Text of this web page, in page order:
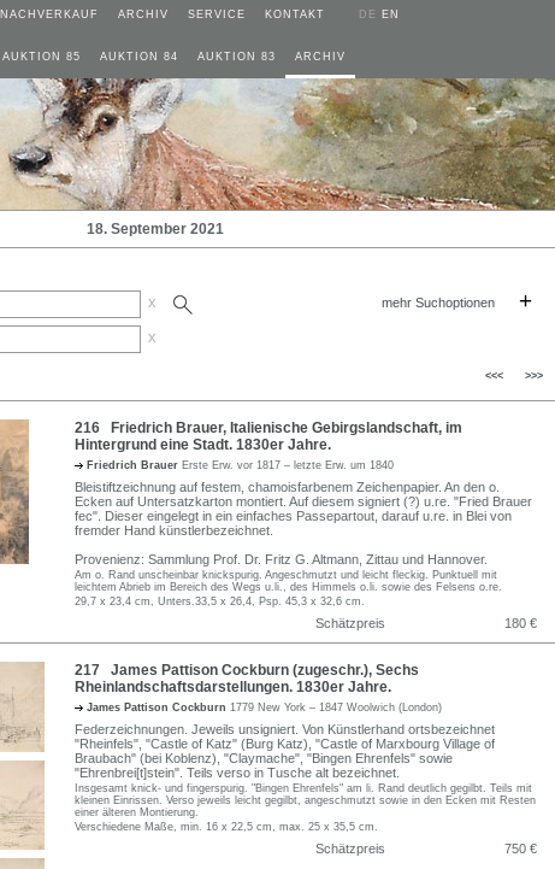
NACHVERKAUF ARCHIV SERVICE KONTAKT DE EN
AUKTION 85 AUKTION 84 AUKTION 83 ARCHIV
18. September 2021
x mehr Suchoptionen +
x
<<< >>>
216 Friedrich Brauer, Italienische Gebirgslandschaft, im
Hintergrund eine Stadt. 1830er Jahre.
Friedrich Brauer Erste Erw. vor 1817 – letzte Erw. um 1840
Bleistiftzeichnung auf festem, chamoisfarbenem Zeichenpapier. An den o.
Ecken auf Untersatzkarton montiert. Auf diesem signiert (?) u.re. "Fried Brauer
fec". Dieser eingelegt in ein einfaches Passepartout, darauf u.re. in Blei von
fremder Hand künstlerbezeichnet.
Provenienz: Sammlung Prof. Dr. Fritz G. Altmann, Zittau und Hannover.
Am o. Rand unscheinbar knickspurig. Angeschmutzt und leicht fleckig. Punktuell mit
leichtem Abrieb im Bereich des Wegs u.li., des Himmels o.li. sowie des Felsens o.re.
29,7 x 23,4 cm, Unters.33,5 x 26,4, Psp. 45,3 x 32,6 cm.
Schätzpreis 180 €
217 James Pattison Cockburn (zugeschr.), Sechs
Rheinlandschaftsdarstellungen. 1830er Jahre.
James Pattison Cockburn 1779 New York – 1847 Woolwich (London)
Federzeichnungen. Jeweils unsigniert. Von Künstlerhand ortsbezeichnet
"Rheinfels", "Castle of Katz" (Burg Katz), "Castle of Marxbourg Village of
Braubach" (bei Koblenz), "Claymache", "Bingen Ehrenfels" sowie
"Ehrenbrei[t]stein". Teils verso in Tusche alt bezeichnet.
Insgesamt knick- und fingerspurig. "Bingen Ehrenfels" am li. Rand deutlich gegilbt. Teils mit
kleinen Einrissen. Verso jeweils leicht gegilbt, angeschmutzt sowie in den Ecken mit Resten
einer älteren Montierung.
Verschiedene Maße, min. 16 x 22,5 cm, max. 25 x 35,5 cm.
Schätzpreis 750 €